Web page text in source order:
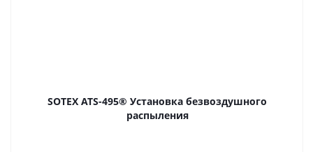
SOTEX ATS-495® Установка безвоздушного
распыления